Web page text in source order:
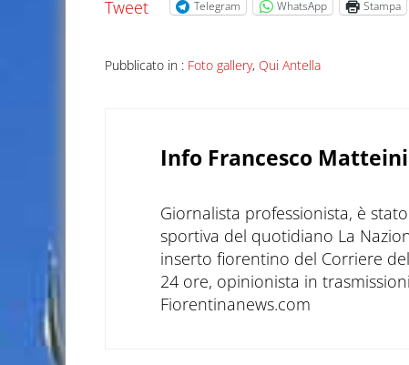
Tweet Telegram WhatsApp Stampa
Pubblicato in : Foto gallery, Qui Antella
Info Francesco Matteini
Giornalista professionista, è
sportiva del quotidiano La
inserto fiorentino del Corriere
24 ore, opinionista in
Fiorentinanews.com